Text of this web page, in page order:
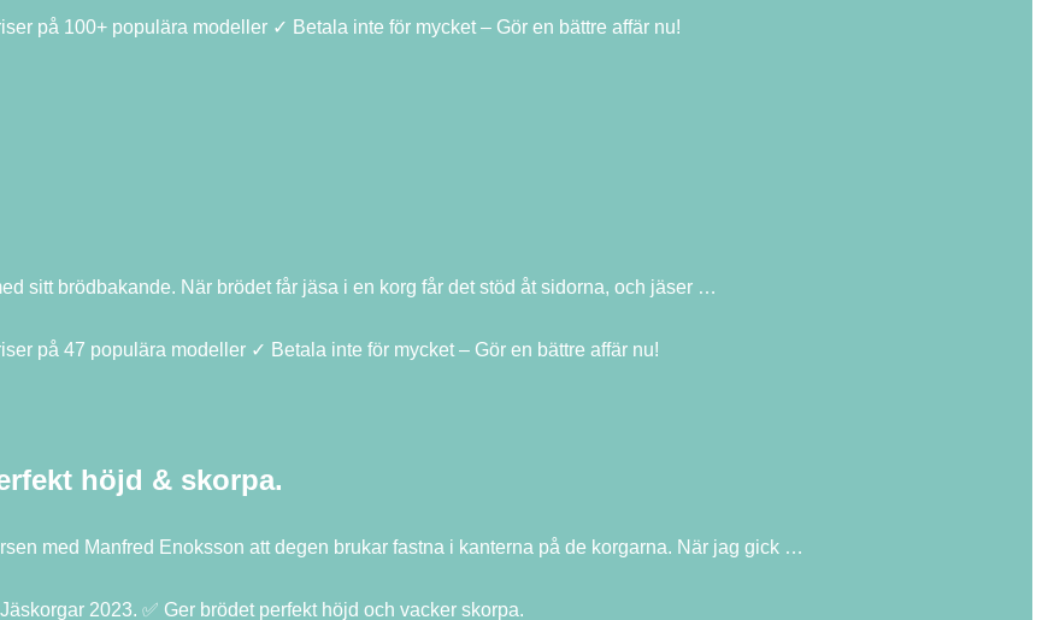
på 100+ populära modeller ✓ Betala inte för mycket – Gör en bättre affär nu!
sitt brödbakande. När brödet får jäsa i en korg får det stöd åt sidorna, och jäser …
på 47 populära modeller ✓ Betala inte för mycket – Gör en bättre affär nu!
höjd & skorpa.
med Manfred Enoksson att degen brukar fastna i kanterna på de korgarna. När jag gick …
2023. ✅ Ger brödet perfekt höjd och vacker skorpa.